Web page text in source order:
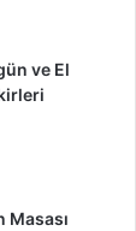
ve El
Masası